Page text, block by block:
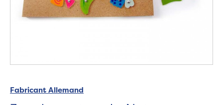
Fabricant Allemand